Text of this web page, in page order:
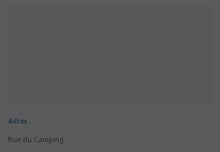
Adres
Rue du Camping